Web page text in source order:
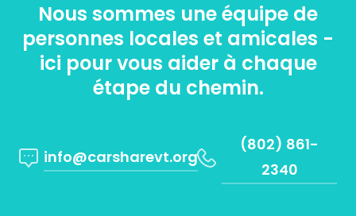
Nous sommes une équipe de
personnes locales et amicales -
ici pour vous aider à chaque
étape du chemin.
info@carsharevt.org
(802) 861-
2340